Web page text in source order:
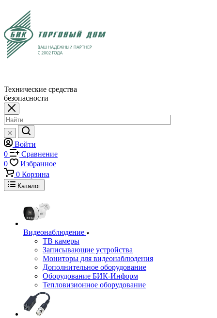
Технические средства
безопасности
Войти
0
Сравнение
0
Избранное
0 Корзина
Каталог
Видеонаблюдение
ТВ камеры
Записывающие устройства
Мониторы для видеонаблюдения
Дополнительное оборудование
Оборудование БИК-Информ
Тепловизионное оборудование